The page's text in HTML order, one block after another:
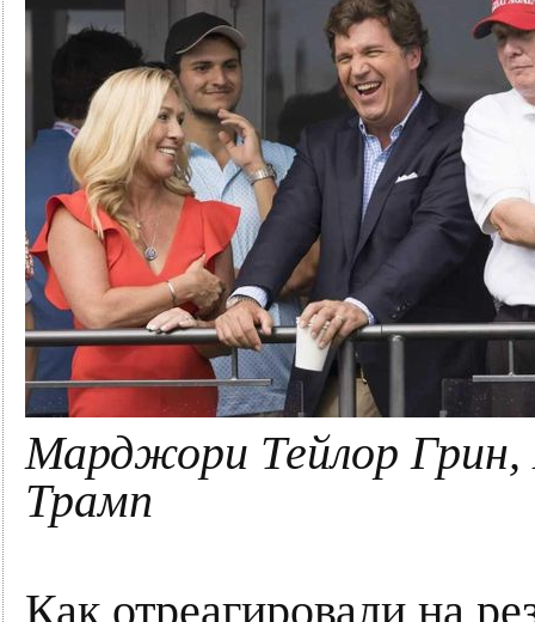
Марджори Тейлор Грин,
Трамп
Как отреагировали на